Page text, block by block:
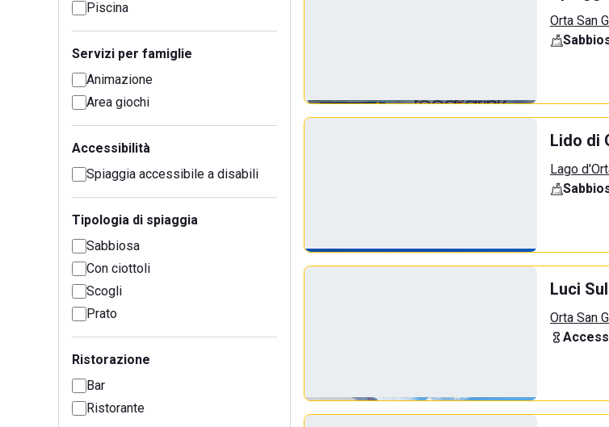
Piscina
Servizi per famiglie
Animazione
Area giochi
Accessibilità
Spiaggia accessibile a disabili
Tipologia di spiaggia
Sabbiosa
Con ciottoli
Scogli
Prato
Ristorazione
Bar
Ristorante
Orta San
Lido di
Lago
Luci
Orta San